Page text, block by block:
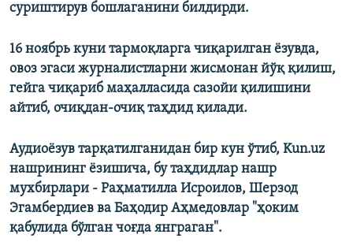
суриштирув бошлаганини билдирди.
16 ноябрь куни тармоқларга чиқарилган ёзувда,
овоз эгаси журналистларни жисмонан йўқ қилиш,
гейга чиқариб маҳалласида сазойи қилишини
айтиб, очиқдан-очиқ таҳдид қилади.
Аудиоёзув тарқатилганидан бир кун ўтиб, Kun.uz
нашрининг ёзишича, бу таҳдидлар нашр
мухбирлари - Раҳматилла Исроилов, Шерзод
Эгамбердиев ва Баҳодир Аҳмедовлар "ҳоким
қабулида бўлган чоғда янграган".